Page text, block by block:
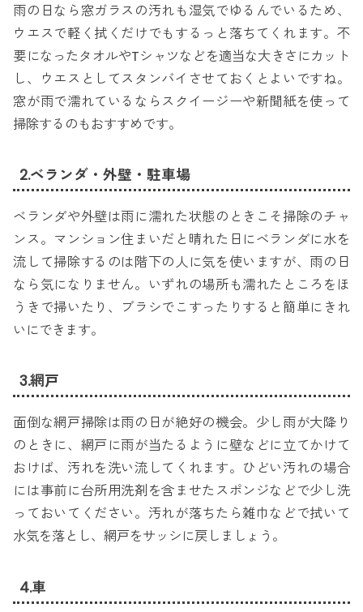
雨の日なら窓ガラスの汚れも湿気でゆるんでいるため、
ウエスで軽く拭くだけでもするっと落ちてくれます。不
要になったタオルやTシャツなどを適当な大きさにカット
し、ウエスとしてスタンバイさせておくとよいですね。
窓が雨で濡れているならスクイージーや新聞紙を使って
掃除するのもおすすめです。
2.ベランダ・外壁・駐車場
ベランダや外壁は雨に濡れた状態のときこそ掃除のチャ
ンス。マンション住まいだと晴れた日にベランダに水を
流して掃除するのは階下の人に気を使いますが、雨の日
なら気になりません。いずれの場所も濡れたところをほ
うきで掃いたり、ブラシでこすったりすると簡単にきれ
いにできます。
3.網戸
面倒な網戸掃除は雨の日が絶好の機会。少し雨が大降り
のときに、網戸に雨が当たるように壁などに立てかけて
おけば、汚れを洗い流してくれます。ひどい汚れの場合
には事前に台所用洗剤を含ませたスポンジなどで少し洗
っておいてください。汚れが落ちたら雑巾などで拭いて
水気を落とし、網戸をサッシに戻しましょう。
4.車